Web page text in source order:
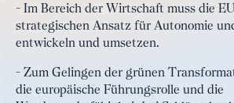
- Im Bereich der Wirtschaft muss die
strategischen Ansatz für Autonomie
entwickeln und umsetzen.
- Zum Gelingen der grünen
die europäische Führungsrolle und die